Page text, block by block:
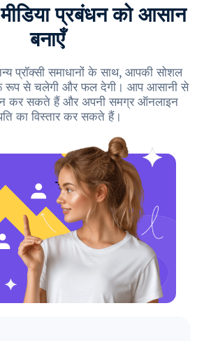
प्रबंधन को आसान
बनाएँ
प्रॉक्सी समाधानों के साथ, आपकी सोशल
रूप से चलेगी और फल देगी। आप आसानी से
कर सकते हैं और अपनी समग्र ऑनलाइन
का विस्तार कर सकते हैं।